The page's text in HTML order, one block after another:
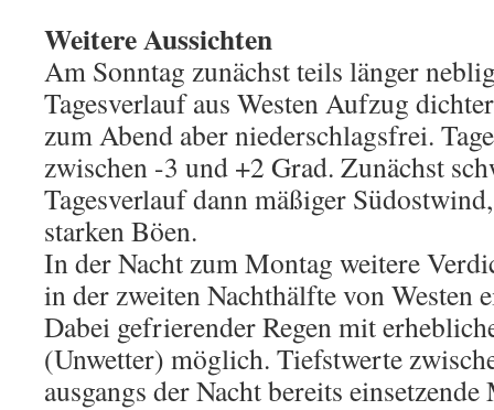
Weitere Aussichten
Am Sonntag zunächst teils länger
Tagesverlauf aus Westen Aufzug
zum Abend aber niederschlagsfrei.
zwischen -3 und +2 Grad. Zunächst
Tagesverlauf dann mäßiger
starken Böen.
In der Nacht zum Montag weitere
in der zweiten Nachthälfte von Westen
Dabei gefrierender Regen mit
(Unwetter) möglich. Tiefstwerte
ausgangs der Nacht bereits